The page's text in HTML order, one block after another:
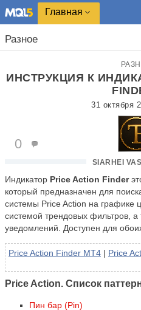
Главная
Разное
ИНСТРУКЦИЯ К
31 октября
SIARHEI
0
Индикатор Price Action Finder
который предназначен для
системы Price Action на графике
системой трендовых фильтров,
уведомлений. Доступен для
Price Action Finder MT4 | Price
Price Action. Список
Пин бар (Pin)